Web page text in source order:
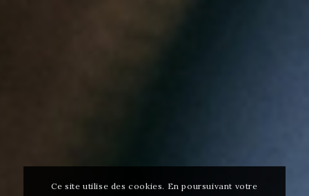
Ce site utilise des cookies. En poursuivant votre